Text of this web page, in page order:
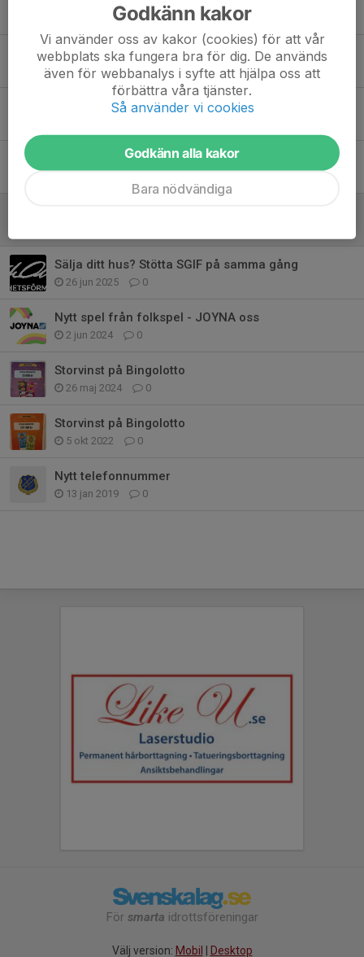
30 dec 2025 0
Elin blev årets funktionär
1 nov 2025 0
Olof avslutar sin karriär
Philip och Evelina årets spelare
Sälja ditt hus? Stötta SGIF på samma gång
26 jun 2025 0
Nytt spel från folkspel - JOYNA oss
2 jun 2024 0
Storvinst på Bingolotto
26 maj 2024 0
Storvinst på Bingolotto
5 okt 2022 0
Nytt telefonnummer
13 jan 2019 0
För smarta idrottsföreningar
Välj version: Mobil Desktop
Godkänn kakor
Vi använder oss av kakor (cookies) för att vår
webbplats ska fungera bra för dig. De används
även för webbanalys i syfte att hjälpa oss att
förbättra våra tjänster.
Så använder vi cookies
Godkänn alla kakor
Bara nödvändiga